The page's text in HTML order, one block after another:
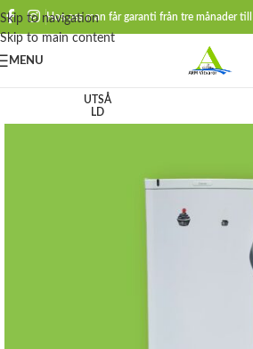
Skip to navigation
Skip to main content
Hos oss man får garanti från tre månader till
MENU
UTSÅ
LD